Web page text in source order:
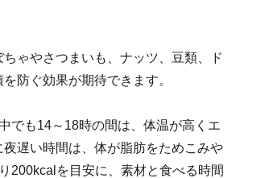
ゃやさつまいも、ナッツ、豆類、ド
防ぐ効果が期待できます。
でも14～18時の間は、体温が高くエ
遅い時間は、体が脂肪をためこみや
200kcalを目安に、素材と食べる時間